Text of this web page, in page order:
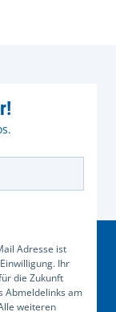
Adresse ist
Ihr
die Zukunft
Abmeldelinks am
weiteren